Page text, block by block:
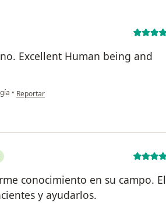
Excellent Human being and
• en opinión del usuario Keith Bayford
Reportar
conocimiento en su campo. El
y ayudarlos.